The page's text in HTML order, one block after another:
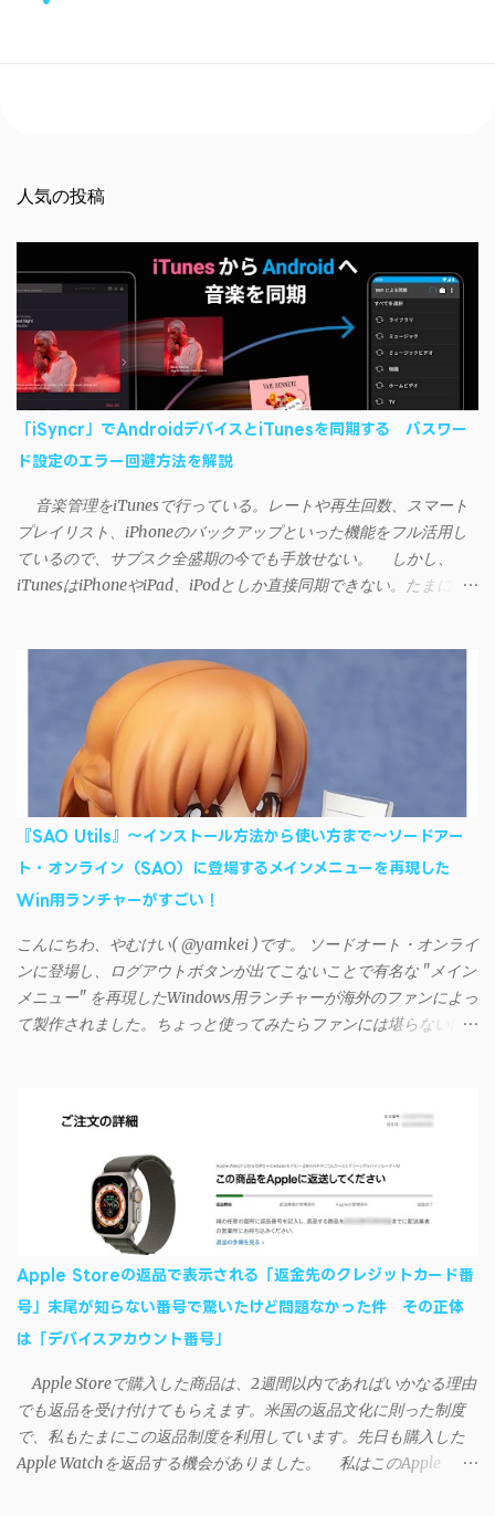
人気の投稿
「iSyncr」でAndroidデバイスとiTunesを同期する パスワー
ド設定のエラー回避方法を解説
音楽管理をiTunesで行っている。レートや再生回数、スマート
プレイリスト、iPhoneのバックアップといった機能をフル活用し
ているので、サブスク全盛期の今でも手放せない。 しかし、
iTunesはiPhoneやiPad、iPodとしか直接同期できない。たまに
ドパーティー製のアプリを PC と Androidデバイス それぞれにイン
ストールすれば、Wi-Fiや USB接続 を通じて同期できるようにな
る。私も 2012年頃にAndroidウォークマン を使い始めた頃から便
利に活用させてもらっていたのだが、2023年現在はiSyncrを使っ
て同期ができないという声を多数見かけるようになった。 具体
的には、PC側のiSyncrアプリで設定したパスワードをAndroidアプ
リに入力しようとすると、入力したパスワードが保存されず、い
つまでたっても再度入力を促されるというもの。 この不具合を
回避するには、次の手順が有効だ。 Androidデバイスの言語を英語
に設定する （念のため）再起動する iSyncrでパスワードを入力す
すれば完了 一度この手順を施せば、言語設定は日本語に戻して
もOKだ。これでWi-Fiを使った同期機能が使えるようになる。USB
接続による同期については、アプリに根本的な不具合が発生して
おり、現時点で使えないようだ。諦めよう。 今回の不具合につ
iSyncrを活用することで、Androidデバイスでもレート機能や再生
ートフォンに移行したい場合に役立つはずだ。
『SAO Utils』～インストール方法から使い方まで～ソードアー
ト・オンライン（SAO）に登場するメインメニューを再現した
Win用ランチャーがすごい！
こんにちわ、やむけい( @yamkei )です。 ソードオート・オンライ
ンに登場し、ログアウトボタンが出てこないことで有名な "メイン
メニュー" を再現したWindows用ランチャーが海外のファンによっ
て製作されました。ちょっと使ってみたらファンには堪らないほ
す・・・。カッコイイ！！ 開発ページ（英語） gpbeta.com - The
SAO Utilities Project – development log インストール（導入）手順
1. 開発ページ のDownloadsの項目から自分のOSにあったファイル
をダウンロードする。 Windows（Windows2000, XP, Vista, Win7,
Win8）に対応です。 （ ◆自分のパソコンが 32 ビット版か 64 ビッ
ト版かを確認したい ） 2.ダウンロードしたファイルを解凍後、
（自分はProgram Filesの中に移動させちゃいました）フォルダの
中にある SAO Utils.exe を実行。 3.アップデートがある場合は起動
時に知らせてくれるので、パッチをダウンロードしましょう。 ダ
て切り取り、先ほどダウンロードした SAO Utilsフォルダ へ貼り付
け、新しいファイルへ置き換えることで適用できます。 起動方法
と各種設定 アップデートが完了したら改めて SAO Utils.exe を起動
すると、アニメで見覚えのあるスプラッシュウィンドウがSEとと
Apple Storeの返品で表示される「返金先のクレジットカード番
号」末尾が知らない番号で驚いたけど問題なかった件 その正体
は「デバイスアカウント番号」
Apple Storeで購入した商品は、2週間以内であればいかなる理由
でも返品を受け付けてもらえます。米国の返品文化に則った制度
で、私もたまにこの返品制度を利用しています。先日も購入した
Apple Watchを返品する機会がありました。 私はこのApple